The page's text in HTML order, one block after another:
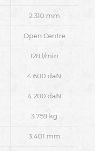
2.310 mm
Open Centre
128 l/min
4.600 daN
4.200 daN
3.759 kg
3.401 mm